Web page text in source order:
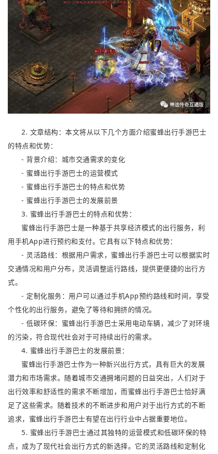
2. 文章结构：本文将从以下几个方面介绍蜜蜂出行手游巴士
的特点和优势：
- 背景介绍：城市交通需求的变化
- 蜜蜂出行手游巴士的运营模式
- 蜜蜂出行手游巴士的特点和优势
- 蜜蜂出行手游巴士的发展前景
3. 蜜蜂出行手游巴士的特点和优势：
蜜蜂出行手游巴士是一种基于共享经济模式的出行服务，利
用手机App进行预约和支付。它具有以下特点和优势：
- 灵活路线：根据用户需求，蜜蜂出行手游巴士可以根据实时
交通情况和用户分布，灵活调整运行路线，提供更便捷的出行方
式。
- 定制化服务：用户可以通过手机App预约路线和时间，享受
个性化的出行服务，避免了等待和拥挤的情况。
- 低碳环保：蜜蜂出行手游巴士采用电动车辆，减少了对环境
的污染，符合现代社会对于可持续出行的需求。
4. 蜜蜂出行手游巴士的发展前景：
蜜蜂出行手游巴士作为一种新兴出行方式，具有巨大的发展
潜力和市场需求。随着城市交通拥堵问题的日益突出，人们对于
出行效率和舒适性的需求不断增加，而蜜蜂出行手游巴士恰好满
足了这些需求。随着技术的不断进步和用户对于出行方式的不断
追求，蜜蜂出行手游巴士有望在出行行业中占据重要地位。
5. 蜜蜂出行手游巴士通过其独特的运营模式和低碳环保的特
点，成为了现代社会出行方式的新选择。它的灵活路线和定制化